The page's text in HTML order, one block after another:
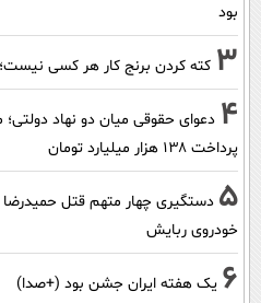
بود
3 کته کردن برنج کار هر کسی نیست؛
4 دعوای حقوقی میان دو نهاد
پرداخت ۱۳۸ هزار میلیارد تومان
5 دستگیری چهار متهم قتل
خودروی ربایش
6 یک هفته ایران جشن بود (+صدا)